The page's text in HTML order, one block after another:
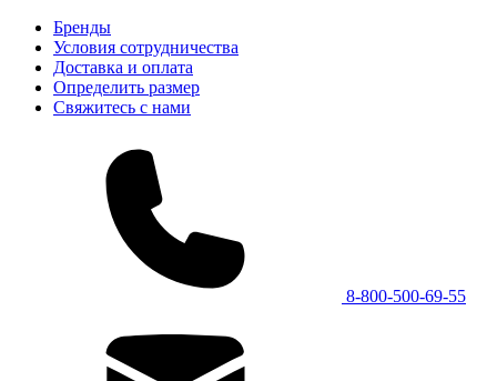
Бренды
Условия сотрудничества
Доставка и оплата
Определить размер
Свяжитесь с нами
8-800-500-69-55